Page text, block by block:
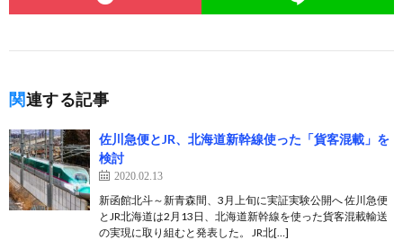
関連する記事
佐川急便とJR、北海道新幹線使った「貨客混載」を
検討
2020.02.13
新函館北斗～新青森間、3月上旬に実証実験公開へ 佐川急便
とJR北海道は2月13日、北海道新幹線を使った貨客混載輸送
の実現に取り組むと発表した。 JR北[…]